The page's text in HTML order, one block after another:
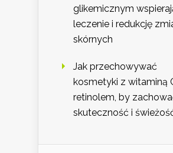
glikemicznym
leczenie i redukcję
skórnych
Jak przechowywać
kosmetyki z witaminą
retinolem, by
skuteczność i